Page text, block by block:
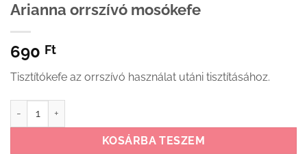
Arianna orrszívó mosókefe
690 Ft
Tisztítókefe az orrszívó használat utáni tisztításához.
KOSÁRBA TESZEM